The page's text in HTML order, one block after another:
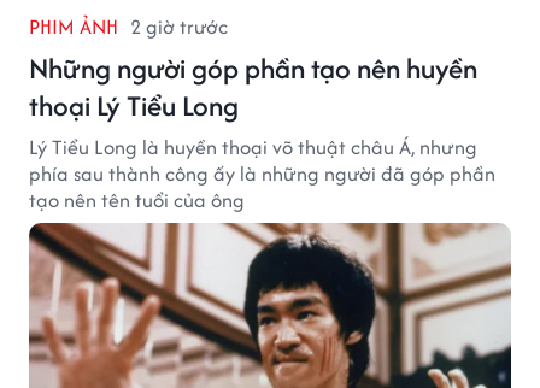
PHIM ẢNH 2 giờ trước
Những người góp phần tạo nên huyền
thoại Lý Tiểu Long
Lý Tiểu Long là huyền thoại võ thuật châu Á, nhưng
phía sau thành công ấy là những người đã góp phần
tạo nên tên tuổi của ông